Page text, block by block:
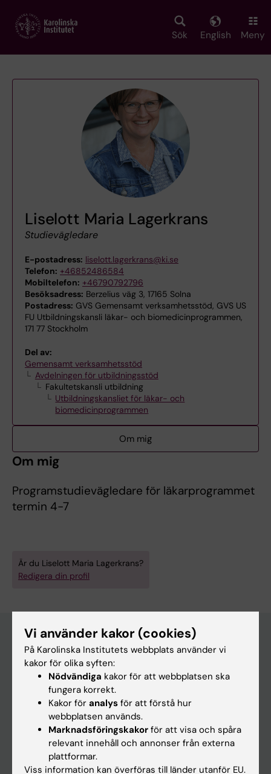
main
Sök English Meny
Liselott Maria Lagerkrans
Studievägledare
E-postadress: liselott.lagerkrans@ki.se
Telefon: +46852486584
Mobiltelefon: +46790792796
Besöksadress: Berzelius väg 3, 17165 Solna
Postadress: GVS Gemensamt verksamhetsstöd, GVS US
FU Utbildningskansli läkar- och biomedicinprogrammen,
171 77 Stockholm
Del av:
Gemensamt verksamhetsstöd
Avdelningen för utbildningsstöd
Fakultetskansli utbildning
Utbildningskansliet för läkar- och
biomedicinprogrammen
Om mig
Om mig
Programstudievägledare för läkarprogrammet
termin 4-7
Är du Liselott Maria Lagerkrans?
Redigera din profil
Huvudmeny
Utbildning
Forskarutbildning
Forskning
Vi använder kakor (cookies)
På Karolinska Institutets webbplats använder vi
kakor för olika syften:
Nödvändiga kakor för att webbplatsen ska
fungera korrekt.
Kakor för analys för att förstå hur
webbplatsen används.
Marknadsföringskakor för att visa och spåra
relevant innehåll och annonser från externa
plattformar.
Viss information kan överföras till länder utanför EU.